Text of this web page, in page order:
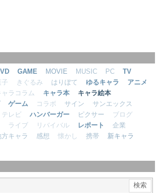
GAME MOVIE MUSIC PC
TV
子 きぐるみ はりぼて ゆるキャラ
アニメ
ャラコラム キャラ本
キャラ絵本
ゲーム コラボ サイン
サンエックス
テレビ ハンバーガー ピクサー
ブログ
ライブ リバイバル レポート
企業
方キャラ 感想 懐かし 携帯
新キャラ